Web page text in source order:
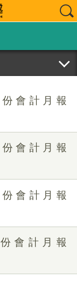
會計月報
會計月報
會計月報
會計月報